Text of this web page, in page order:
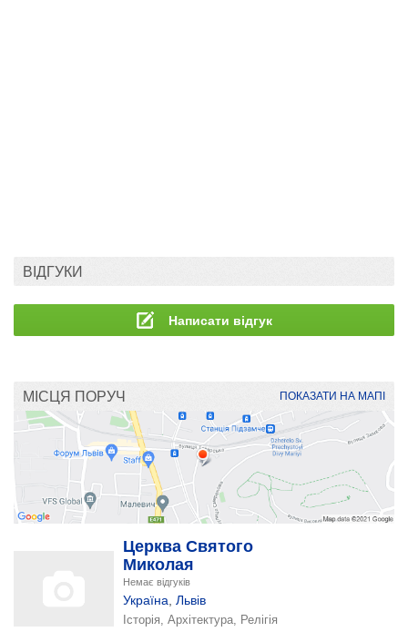
ВІДГУКИ
Написати відгук
МІСЦЯ ПОРУЧ ПОКАЗАТИ НА МАПІ
Церква Святого
Миколая
Немає відгуків
Україна Львів
Історія, Архітектура, Релігія